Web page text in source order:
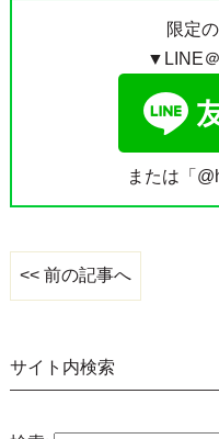
限定
▼LINE
または「
<< 前の記事へ
サイト内検索